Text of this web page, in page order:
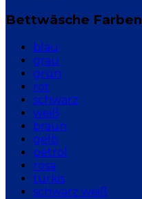
Bettwäsche Farben
blau
grau
grün
rot
schwarz
weiß
braun
gelb
petrol
rosa
türkis
schwarz weiß